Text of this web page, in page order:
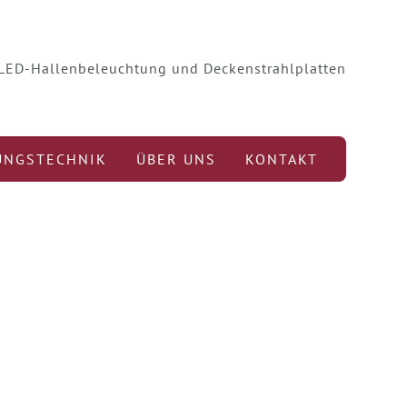
Hallenbeleuchtung und Deckenstrahlplatten
ÜBER UNS KONTAKT